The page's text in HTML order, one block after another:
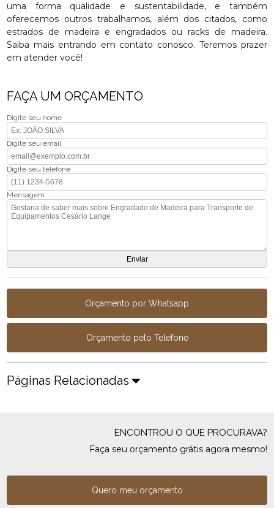
uma forma qualidade e sustentabilidade, e também
oferecemos outros trabalhamos, além dos citados, como
estrados de madeira e engradados ou racks de madeira.
Saiba mais entrando em contato conosco. Teremos prazer
em atender você!
FAÇA UM ORÇAMENTO
Digite seu nome
Digite seu email
Digite seu telefone
Mensagem
Orçamento por Whatsapp
Orçamento pelo Telefone
Páginas Relacionadas
ENCONTROU O QUE PROCURAVA?
Faça seu orçamento grátis agora mesmo!
Quero meu orçamento